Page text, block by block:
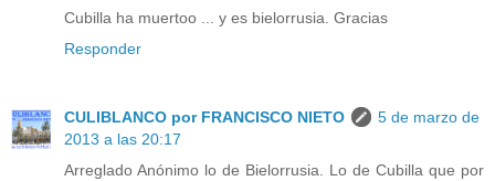
Cubilla ha muertoo ... y es bielorrusia. Gracias
Responder
CULIBLANCO por FRANCISCO NIETO
5 de marzo de
2013 a las 20:17
Arreglado Anónimo lo de Bielorrusia. Lo de Cubilla que por